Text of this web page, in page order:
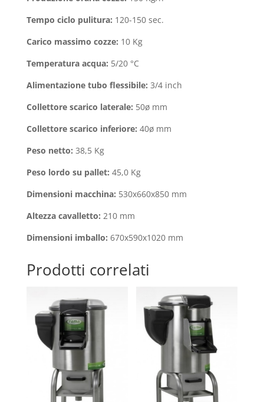
Tempo ciclo pulitura: 120-150 sec.
Carico massimo cozze: 10 Kg
Temperatura acqua: 5/20 °C
Alimentazione tubo flessibile: 3/4 inch
Collettore scarico laterale: 50ø mm
Collettore scarico inferiore: 40ø mm
Peso netto: 38,5 Kg
Peso lordo su pallet: 45,0 Kg
Dimensioni macchina: 530x660x850 mm
Altezza cavalletto: 210 mm
Dimensioni imballo: 670x590x1020 mm
Prodotti correlati